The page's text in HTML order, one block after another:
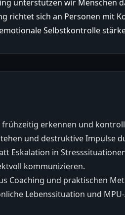
unterstützen wir Menschen
richtet sich an Personen mit
Selbstkontrolle
frühzeitig erkennen und
und destruktive Impulse
Eskalation in
kommunizieren.
Coaching und praktischen
Lebenssituation und